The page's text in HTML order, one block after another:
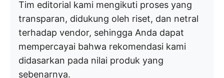
Tim editorial kami mengikuti proses yang
transparan, didukung oleh riset, dan netral
terhadap vendor, sehingga Anda dapat
mempercayai bahwa rekomendasi kami
didasarkan pada nilai produk yang
sebenarnya.